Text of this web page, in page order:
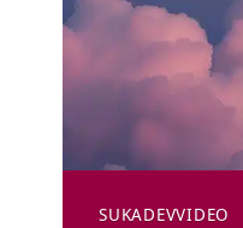
SUKADEVVIDEO